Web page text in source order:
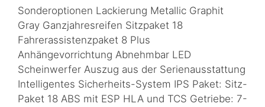
Sonderoptionen Lackierung Metallic Graphit
Gray Ganzjahresreifen Sitzpaket 18
Fahrerassistenzpaket 8 Plus
Anhängevorrichtung Abnehmbar LED
Scheinwerfer Auszug aus der Serienausstattung
Intelligentes Sicherheits-System IPS Paket: Sitz-
Paket 18 ABS mit ESP HLA und TCS Getriebe: 7-